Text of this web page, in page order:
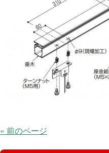
« 前のページ